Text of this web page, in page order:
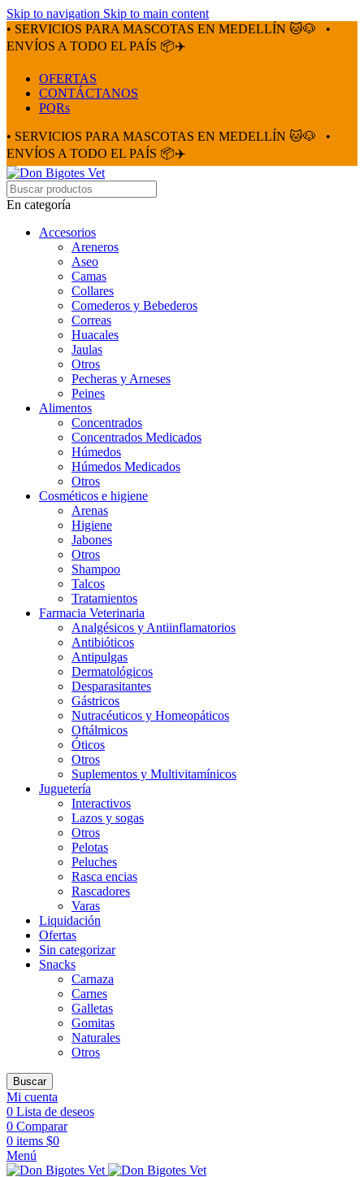
Skip to navigation Skip to main content
• SERVICIOS PARA MASCOTAS EN MEDELLÍN 🐱🐶
•
ENVÍOS A TODO EL PAÍS 📦✈️
OFERTAS
CONTÁCTANOS
PQRs
• SERVICIOS PARA MASCOTAS EN MEDELLÍN 🐱🐶
•
ENVÍOS A TODO EL PAÍS 📦✈️
En categoría
Accesorios
Areneros
Aseo
Camas
Collares
Comederos y Bebederos
Correas
Huacales
Jaulas
Otros
Pecheras y Arneses
Peines
Alimentos
Concentrados
Concentrados Medicados
Húmedos
Húmedos Medicados
Otros
Cosméticos e higiene
Arenas
Higiene
Jabones
Otros
Shampoo
Talcos
Tratamientos
Farmacia Veterinaria
Analgésicos y Antiinflamatorios
Antibióticos
Antipulgas
Dermatológicos
Desparasitantes
Gástricos
Nutracéuticos y Homeopáticos
Oftálmicos
Óticos
Otros
Suplementos y Multivitamínicos
Juguetería
Interactivos
Lazos y sogas
Otros
Pelotas
Peluches
Rasca encias
Rascadores
Varas
Liquidación
Ofertas
Sin categorizar
Snacks
Carnaza
Carnes
Galletas
Gomitas
Naturales
Otros
Buscar
Mi cuenta
0 Lista de deseos
0 Comparar
0 items $0
Menú